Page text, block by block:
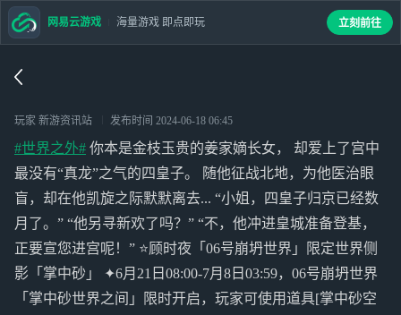
玩家 新游资讯站 发布时间 2024-06-18 06:45
#世界之外# 你本是金枝玉贵的姜家嫡长女， 却爱上了宫中
最没有“真龙”之气的四皇子。 随他征战北地，为他医治眼
盲，却在他凯旋之际默默离去... “小姐，四皇子归京已经数
月了。” “他另寻新欢了吗？” “不，他冲进皇城准备登基，
正要宣您进宫呢！” ⭐顾时夜「06号崩坍世界」限定世界侧
影「掌中砂」 ✦6月21日08:00-7月8日03:59，06号崩坍世界
「掌中砂世界之间」限时开启，玩家可使用道具[掌中砂空
网易云游戏 海量游戏 即点即玩 立刻前往